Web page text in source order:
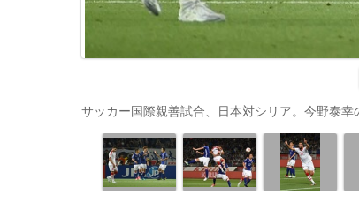
サッカー国際親善試合、日本対シリア。今野泰